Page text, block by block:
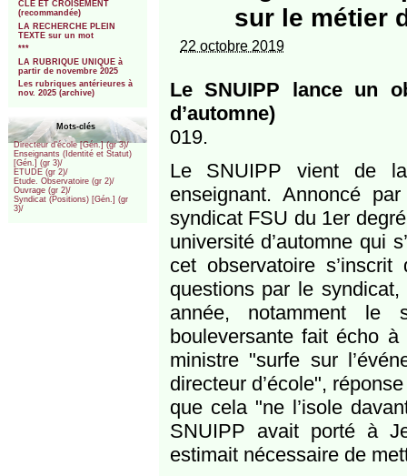
CLE ET CROISEMENT
(recommandée)
LA RECHERCHE PLEIN
TEXTE sur un mot
***
LA RUBRIQUE UNIQUE à
partir de novembre 2025
Les rubriques antérieures à
nov. 2025 (archive)
Mots-clés
Directeur d’école [Gén.] (gr 3)/
Enseignants (Identité et Statut)
[Gén.] (gr 3)/
ETUDE (gr 2)/
Etude. Observatoire (gr 2)/
Ouvrage (gr 2)/
Syndicat (Positions) [Gén.] (gr
3)/
sur le métier
22 octobre 2019
Le SNUIPP lance un
d’automne)
019.
Le SNUIPP vient de
enseignant. Annoncé
syndicat FSU du 1er
université d’automne qui
cet observatoire
questions par le
année, notamment le
bouleversante fait écho
ministre "surfe sur
directeur d’école",
que cela "ne l’isole
SNUIPP avait porté à
estimait nécessaire de